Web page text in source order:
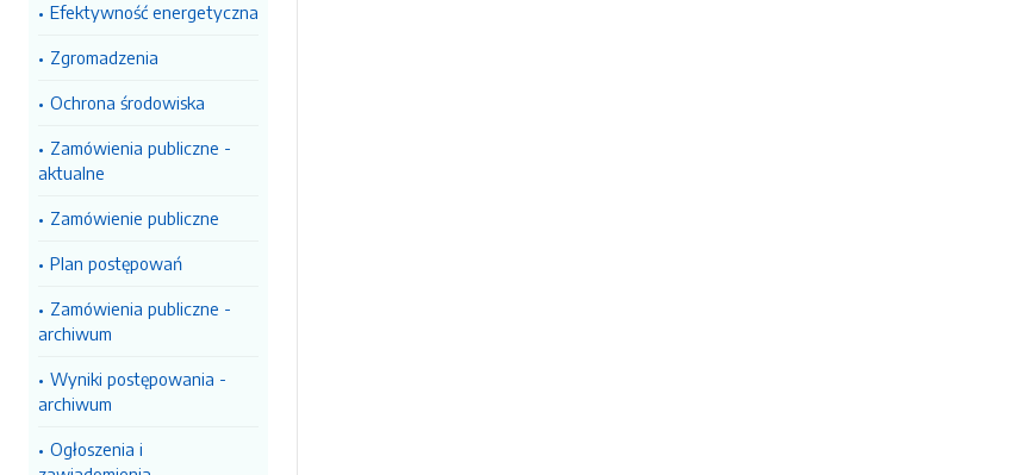
Efektywność energetyczna
Zgromadzenia
Ochrona środowiska
Zamówienia publiczne -
aktualne
Zamówienie publiczne
Plan postępowań
Zamówienia publiczne -
archiwum
Wyniki postępowania -
archiwum
Ogłoszenia i